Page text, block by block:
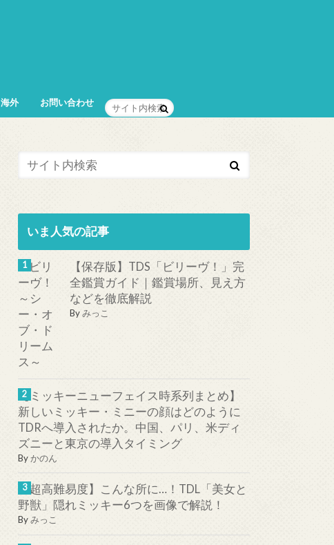
海外 お問い合わせ
いま人気の記事
【保存版】TDS「ビリーヴ！」完
全鑑賞ガイド｜鑑賞場所、見え方
などを徹底解説
Byみっこ
【ミッキーニューフェイス時系列まとめ】
新しいミッキー・ミニーの顔はどのように
TDRへ導入されたか。中国、パリ、米ディ
ズニーと東京の導入タイミング
Byかのん
【超高難易度】こんな所に…！TDL「美女と
野獣」隠れミッキー6つを画像で解説！
Byみっこ